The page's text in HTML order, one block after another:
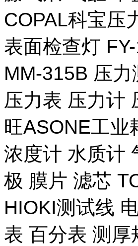
COPAL科宝压
表面检查灯
MM-315B 压
压力表 压力计
旺ASONE工业
浓度计 水质计
极 膜片 滤芯
HIOKI测试线
表 百分表 测